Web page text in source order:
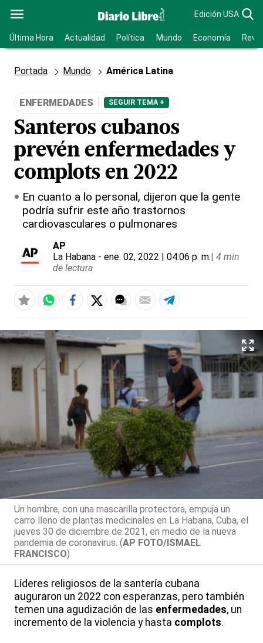
Edición USA
Última Hora Actualidad Política Mundo Economía
Portada Mundo América Latina
ENFERMEDADES SEGUIR TEMA +
Santeros cubanos
prevén enfermedades y
complots en 2022
En cuanto a lo personal, dijeron que la gente
podría sufrir este año trastornos
cardiovasculares o pulmonares
AP
La Habana - ene. 02, 2022 | 04:06 p. m.| 4 min
de lectura
Un hombre, con una mascarilla protectora, empuja un
carro lleno de plantas medicinales en La Habana, Cuba, el
jueves 30 de diciembre de 2021, en medio de la nueva
pandemia de coronavirus. (AP FOTO/ISMAEL
FRANCISCO)
Líderes religiosos de la santería cubana
auguraron un 2022 con esperanzas, pero también
temen una agudización de las enfermedades, un
incremento de la violencia y hasta complots.